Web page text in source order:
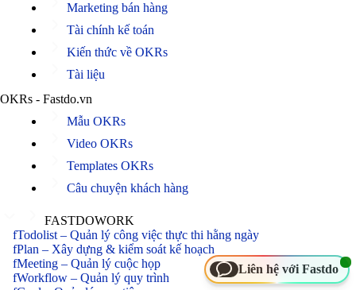
Marketing bán hàng
Tài chính kế toán
Kiến thức về OKRs
Tài liệu
OKRs - Fastdo.vn
Mẫu OKRs
Video OKRs
Templates OKRs
Câu chuyện khách hàng
FASTDOWORK
fTodolist – Quản lý công việc thực thi hằng ngày
fPlan – Xây dựng & kiểm soát kế hoạch
fMeeting – Quản lý cuộc họp
fWorkflow – Quản lý quy trình
Liên hệ với Fastdo